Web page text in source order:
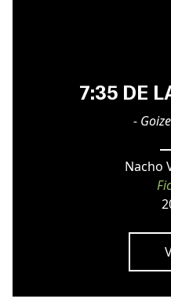
7:35 DE
-
Nacho